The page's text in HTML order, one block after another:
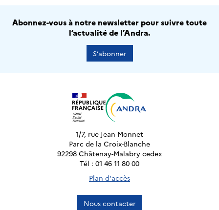
Abonnez-vous à notre newsletter pour suivre toute
l’actualité de l’Andra.
S’abonner
1/7, rue Jean Monnet
Parc de la Croix-Blanche
92298 Châtenay-Malabry cedex
Tél : 01 46 11 80 00
Plan d'accès
Nous contacter